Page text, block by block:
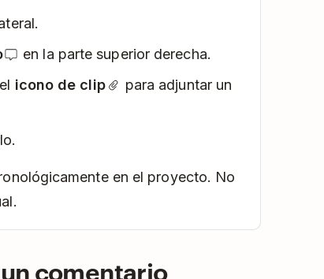
en la parte superior derecha.
icono de clip
para adjuntar un
en el proyecto. No
comentario